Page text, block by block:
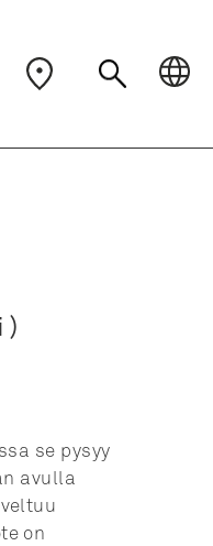
Suomi
se pysyy
avulla
on